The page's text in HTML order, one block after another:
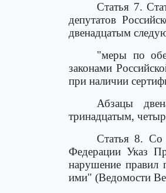
Статья 7.
депутатов
двенадцатым
"меры по
законами
при наличии
Абзацы
тринадцатым,
Статья 8. Со
Федерации Указ
нарушение правил
ими" (Ведомости